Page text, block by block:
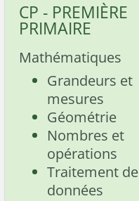
CP - PREMIÈRE
PRIMAIRE
Mathématiques
Grandeurs et
mesures
Géométrie
Nombres et
opérations
Traitement de
données